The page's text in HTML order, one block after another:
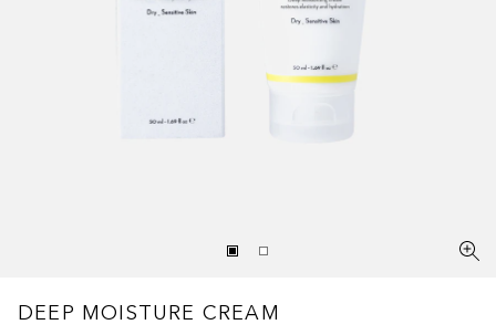
DEEP MOISTURE CREAM